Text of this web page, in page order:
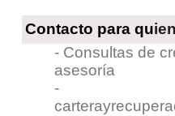
Contacto para qu
- Consultas de
asesoría
-